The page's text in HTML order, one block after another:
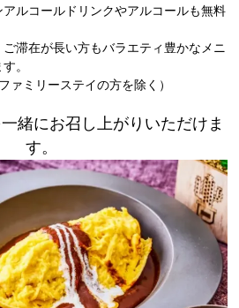
ルコールドリンクやアルコールも無料
滞在が長い方もバラエティ豊かなメニ
。
ァミリーステイの方を除く）
緒にお召し上がりいただけま
す。